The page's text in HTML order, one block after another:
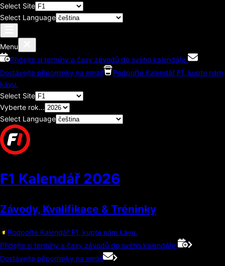
Select Site
Select Language
Menu
Přidejte si termíny a časy závodů do svého kalendáře.
Dostávejte připomínky na email
Podpořte Kalendář F1, kupte nám
kávu.
Select Site
Vyberte rok...
Select Language
F1 Kalendář 2026
Závody, Kvalifikace & Tréninky
Podpořte Kalendář F1, kupte nám kávu.
Přidejte si termíny a časy závodů do svého kalendáře.
Dostávejte připomínky na email